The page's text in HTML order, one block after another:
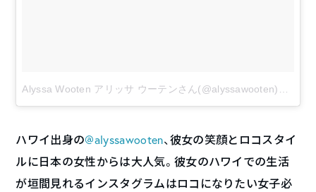
Alyssa Wooten アリッサ ウーテンさん(@alyssawooten)が投稿した写真
ハワイ出身の@alyssawooten、彼女の笑顔とロコスタイ
ルに日本の女性からは大人気。彼女のハワイでの生活
が垣間見れるインスタグラムはロコになりたい女子必